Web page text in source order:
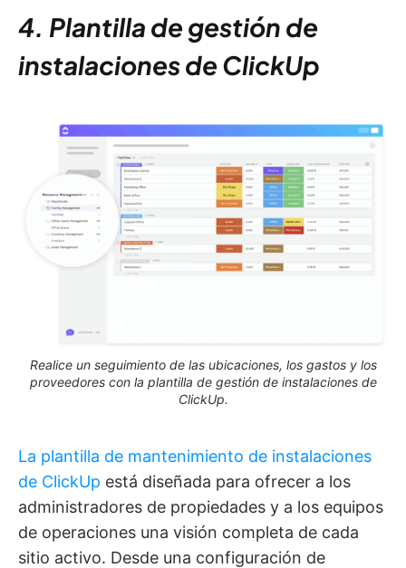
4. Plantilla de gestión de
instalaciones de ClickUp
Realice un seguimiento de las ubicaciones, los gastos y los
proveedores con la plantilla de gestión de instalaciones de
ClickUp.
La plantilla de mantenimiento de instalaciones
de ClickUp está diseñada para ofrecer a los
administradores de propiedades y a los equipos
de operaciones una visión completa de cada
sitio activo. Desde una configuración de